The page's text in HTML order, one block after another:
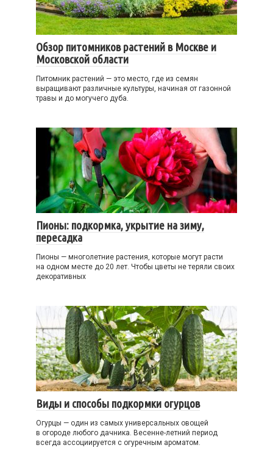
Обзор питомников растений в Москве и
Московской области
Питомник растений — это место, где из семян
выращивают различные культуры, начиная от газонной
травы и до могучего дуба.
Пионы: подкормка, укрытие на зиму,
пересадка
Пионы — многолетние растения, которые могут расти
на одном месте до 20 лет. Чтобы цветы не теряли своих
декоративных
Виды и способы подкормки огурцов
Огурцы — один из самых универсальных овощей
в огороде любого дачника. Весенне-летний период
всегда ассоциируется с огуречным ароматом.